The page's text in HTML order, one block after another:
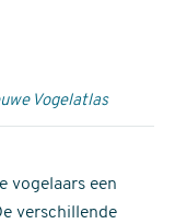
Vogelatlas
vogelaars een
verschillende